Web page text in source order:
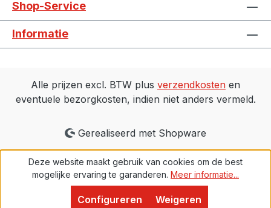
Shop-Service
Informatie
Alle prijzen excl. BTW plus verzendkosten en
eventuele bezorgkosten, indien niet anders vermeld.
Proven Expert
Gerealiseerd met Shopware
Deze website maakt gebruik van cookies om de best
mogelijke ervaring te garanderen. Meer informatie...
Weigeren
Configureren